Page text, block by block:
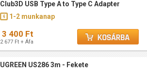
Club3D USB Type A to Type C Adapter
1-2 munkanap
3 400 Ft
2 677 Ft + Áfa
UGREEN US286 3m - Fekete